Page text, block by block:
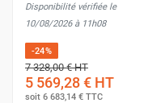
Disponibilité vérifiée le
10/08/2026 à 11h08
-24%
7 328,00 €HT
5 569,28 € HT
soit 6 683,14 € TTC